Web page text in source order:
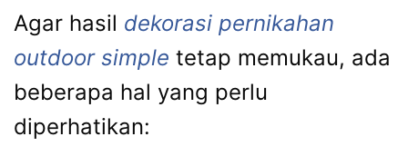
Agar hasil dekorasi pernikahan
outdoor simple tetap memukau, ada
beberapa hal yang perlu
diperhatikan: